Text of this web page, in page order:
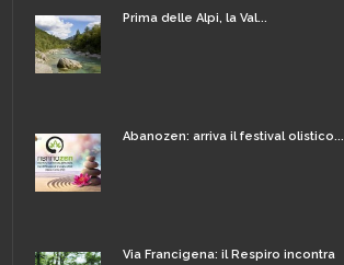
Prima delle Alpi, la Val...
Abanozen: arriva il festival olistico...
Via Francigena: il Respiro incontra